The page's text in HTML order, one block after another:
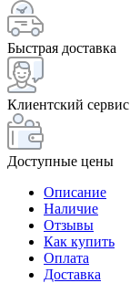
Быстрая доставка
Клиентский сервис
Доступные цены
Описание
Наличие
Отзывы
Как купить
Оплата
Доставка